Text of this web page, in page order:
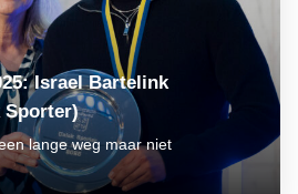
Israel Bartelink
Sporter)
lange weg maar niet